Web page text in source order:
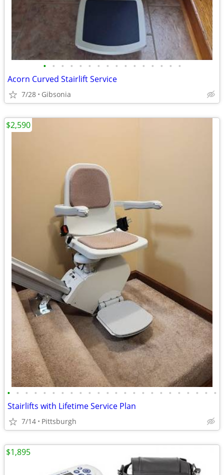
• • • • • • • • • • • • • • • •
Acorn Curved Stairlift Service
7/28 Gibsonia
• • • • • • • • • • • • • • • • • • • • • • • •
Stairlifts with Lifetime Service Plan
7/14 Pittsburgh
$2,590
$1,895